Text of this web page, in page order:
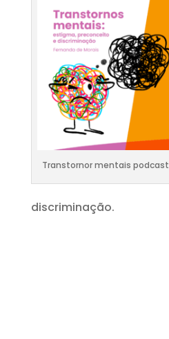
Transtornor mentais podcast
discriminação.